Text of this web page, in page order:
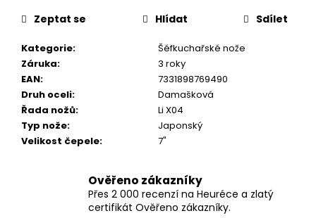
Kategorie:
Šéfkuchařské nože
Záruka:
3 roky
EAN:
7331898769490
Druh oceli:
Damašková
Řada nožů:
Li X04
Typ nože:
Japonský
Velikost čepele: 7"
Zeptat se Hlídat Sdílet
Ověřeno zákazníky
Přes 2 000 recenzí na Heuréce a zlatý
certifikát Ověřeno zákazníky.